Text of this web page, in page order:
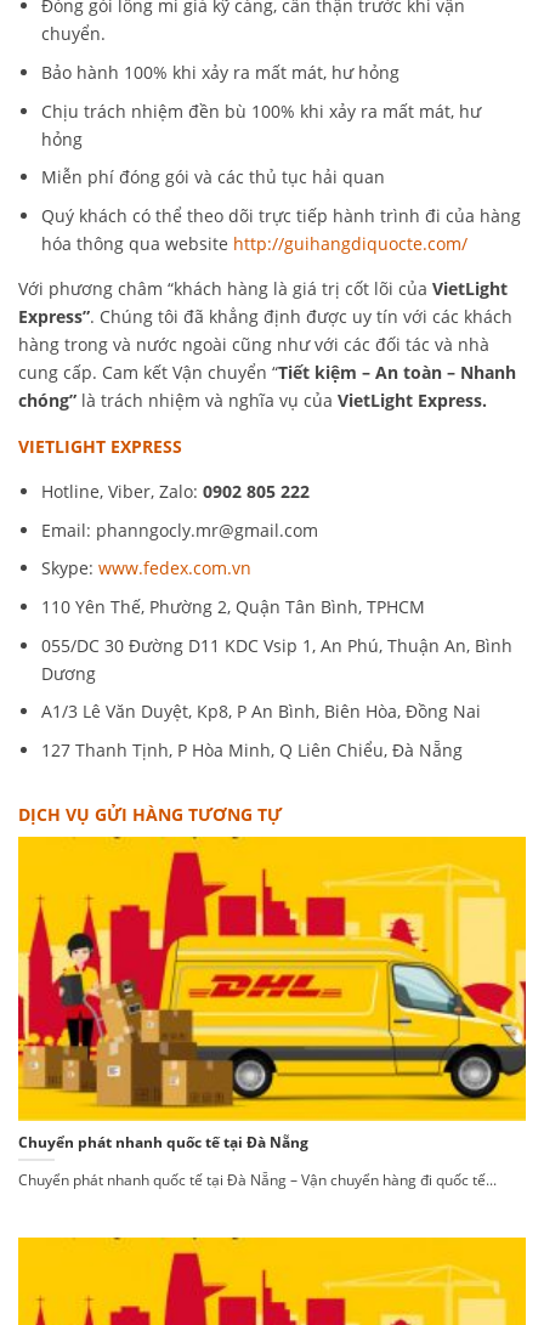
Đóng gói lông mi giả kỹ càng, cẩn thận trước khi vận
chuyển.
Bảo hành 100% khi xảy ra mất mát, hư hỏng
Chịu trách nhiệm đền bù 100% khi xảy ra mất mát, hư
hỏng
Miễn phí đóng gói và các thủ tục hải quan
Quý khách có thể theo dõi trực tiếp hành trình đi của hàng
hóa thông qua website http://guihangdiquocte.com/
Với phương châm “khách hàng là giá trị cốt lõi của VietLight
Express”. Chúng tôi đã khẳng định được uy tín với các khách
hàng trong và nước ngoài cũng như với các đối tác và nhà
cung cấp. Cam kết Vận chuyển “Tiết kiệm – An toàn – Nhanh
chóng” là trách nhiệm và nghĩa vụ của VietLight Express.
VIETLIGHT EXPRESS
Hotline, Viber, Zalo: 0902 805 222
Email: phanngocly.mr@gmail.com
Skype: www.fedex.com.vn
110 Yên Thế, Phường 2, Quận Tân Bình, TPHCM
055/DC 30 Đường D11 KDC Vsip 1, An Phú, Thuận An, Bình
Dương
A1/3 Lê Văn Duyệt, Kp8, P An Bình, Biên Hòa, Đồng Nai
127 Thanh Tịnh, P Hòa Minh, Q Liên Chiểu, Đà Nẵng
DỊCH VỤ GỬI HÀNG TƯƠNG TỰ
Chuyển phát nhanh quốc tế tại Đà Nẵng
Chuyển phát nhanh quốc tế tại Đà Nẵng – Vận chuyển hàng đi quốc tế...